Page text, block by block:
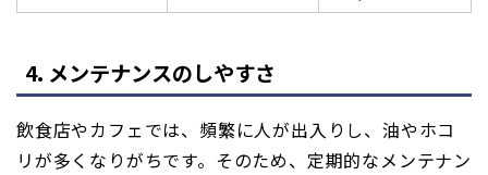
4. メンテナンスのしやすさ
飲食店やカフェでは、頻繁に人が出入りし、油やホコ
リが多くなりがちです。そのため、定期的なメンテナン